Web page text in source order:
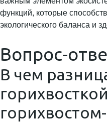
функций, которые
экологического баланса и
Вопрос-
В чем